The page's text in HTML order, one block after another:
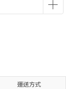
運送方式